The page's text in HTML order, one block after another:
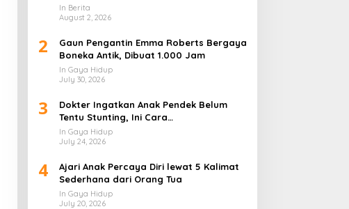
In Berita
August 2, 2026
2
Gaun Pengantin Emma Roberts Bergaya
Boneka Antik, Dibuat 1.000 Jam
In Gaya Hidup
July 30, 2026
3
Dokter Ingatkan Anak Pendek Belum
Tentu Stunting, Ini Cara
Membedakannya
In Gaya Hidup
July 24, 2026
4
Ajari Anak Percaya Diri lewat 5 Kalimat
Sederhana dari Orang Tua
In Gaya Hidup
July 20, 2026